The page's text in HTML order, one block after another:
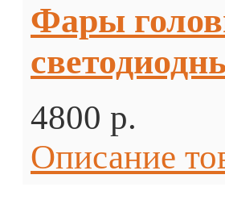
Фары
4800 p.
Описание